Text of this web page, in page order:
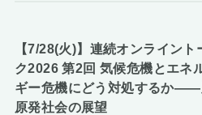
【7/28(火)】連続オンライント
ク2026 第2回 気候危機とエネ
ギー危機にどう対処するか
原発社会の展望